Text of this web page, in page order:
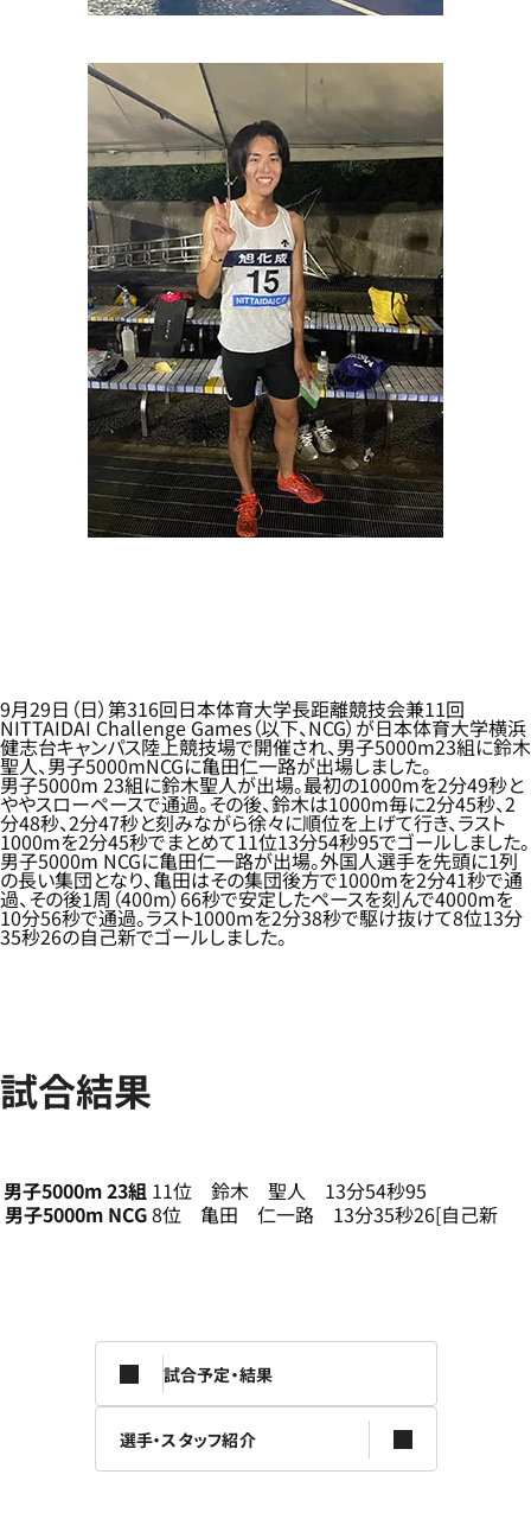
9月29日（日）第316回日本体育大学長距離競技会兼11回
NITTAIDAI Challenge Games（以下、NCG）が日本体育大学横浜
健志台キャンパス陸上競技場で開催され、男子5000m23組に鈴木
聖人、男子5000mNCGに亀田仁一路が出場しました。
男子5000m 23組に鈴木聖人が出場。最初の1000mを2分49秒と
ややスローペースで通過。その後、鈴木は1000m毎に2分45秒、2
分48秒、2分47秒と刻みながら徐々に順位を上げて行き、ラスト
1000mを2分45秒でまとめて11位13分54秒95でゴールしました。
男子5000m NCGに亀田仁一路が出場。外国人選手を先頭に1列
の長い集団となり、亀田はその集団後方で1000mを2分41秒で通
過、その後1周（400m）66秒で安定したペースを刻んで4000mを
10分56秒で通過。ラスト1000mを2分38秒で駆け抜けて8位13分
35秒26の自己新でゴールしました。
試合結果
男子5000m 23組 11位 鈴木 聖人 13分54秒95
男子5000m NCG8位 亀田 仁一路 13分35秒26[自己新
試合予定・結果
選手・スタッフ紹介